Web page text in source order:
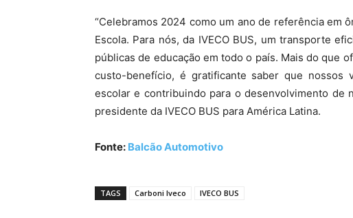
“Celebramos 2024 como um ano de referência em
Escola. Para nós, da IVECO BUS, um transporte
públicas de educação em todo o país. Mais do que
custo-benefício, é gratificante saber que nossos
escolar e contribuindo para o desenvolvimento de
presidente da IVECO BUS para América Latina.
Fonte: Balcão Automotivo
TAGS Carboni Iveco IVECO BUS